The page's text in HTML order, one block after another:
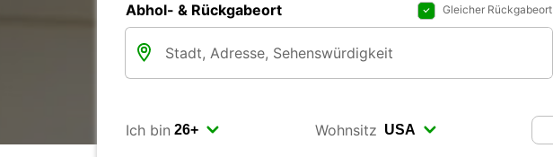
Abhol- & Rückgabeort Gleicher Rückgabeort
Ich bin Wohnsitz